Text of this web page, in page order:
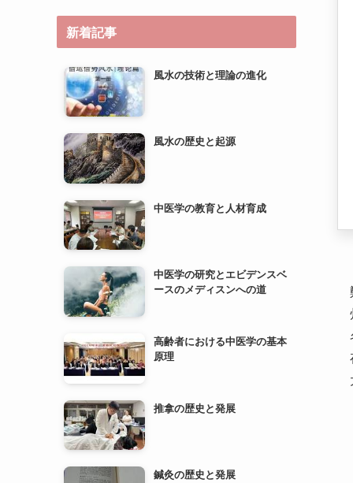
新着記事
風水の技術と理論の進化
風水の歴史と起源
中医学の教育と人材育成
中医学の研究とエビデンスベ
ースのメディスンへの道
高齢者における中医学の基本
原理
推拿の歴史と発展
鍼灸の歴史と発展